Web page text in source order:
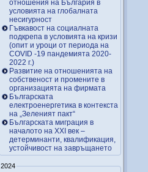
отношения на България в
условията на глобалната
несигурност
Гъвкавост на социалната
подкрепа в условията на кризи
(опит и уроци от периода на
COVID -19 пандемията 2020-
2022 г.)
Развитие на отношенията на
собственост и промените в
организацията на фирмата
Българската
електроенергетика в контекста
на „Зеленият пакт“
Българската миграция в
началото на ХХІ век –
детерминанти, квалификация,
устойчивост на завръщането
2024